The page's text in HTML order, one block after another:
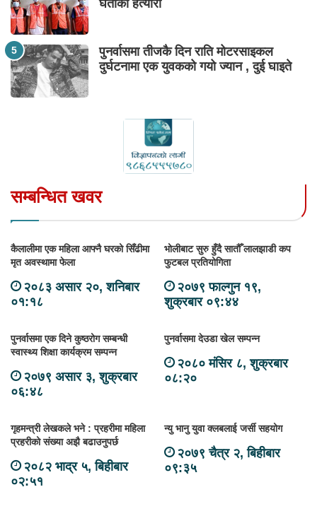
घर्तीको हत्यारा
पुनर्वासमा तीजकै दिन राति मोटरसाइकल
दुर्घटनामा एक युवकको गयो ज्यान , दुई घाइते
सम्बन्धित खवर
कैलालीमा एक महिला आफ्नै घरको सिँढीमा
मृत अवस्थामा फेला
२०८३ असार २०, शनिबार
०१:१८
भोलीबाट सुरु हुँदै सातौँ लालझाडी कप
फुटबल प्रतियोगिता
२०७९ फाल्गुन १९,
शुक्रबार ०९:४४
पुनर्वासमा एक दिने कुष्ठरोग सम्बन्धी
स्वास्थ्य शिक्षा कार्यक्रम सम्पन्न
२०७९ असार ३, शुक्रबार
०६:४८
पुनर्वासमा देउडा खेल सम्पन्न
२०८० मंसिर ८, शुक्रबार
०८:२०
गृहमन्त्री लेखकले भने : प्रहरीमा महिला
प्रहरीको संख्या अझै बढाउनुपर्छ
२०८२ भाद्र ५, बिहीबार
०२:५१
न्यु भानु युवा क्लबलाई जर्सी सहयोग
२०७९ चैत्र २, बिहीबार
०९:३५